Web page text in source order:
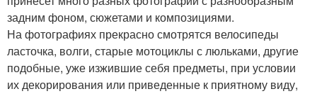
задним фоном, сюжетами и композициями.
На фотографиях прекрасно смотрятся велосипеды
ласточка, волги, старые мотоциклы с люльками, другие
подобные, уже изжившие себя предметы, при условии
их декорирования или приведенные к приятному виду,